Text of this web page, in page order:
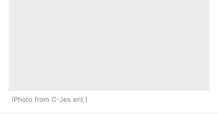
Photo from C-Jes ent.